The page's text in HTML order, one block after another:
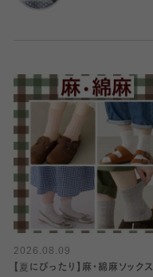
2026.08.09
【夏にぴったり】麻・綿麻ソックス